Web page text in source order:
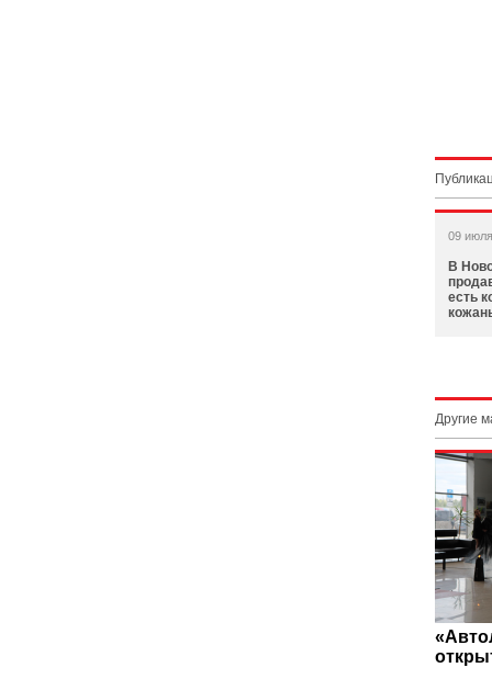
09
В
есть
Другие